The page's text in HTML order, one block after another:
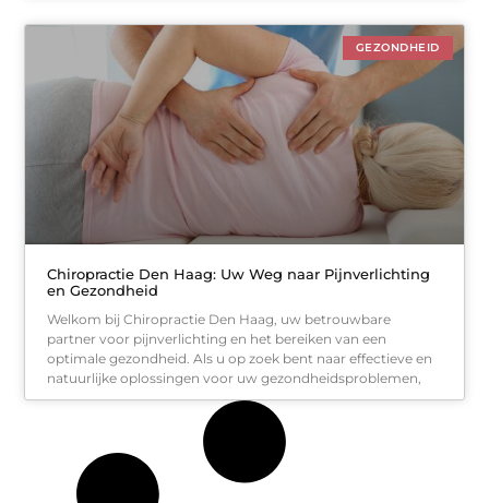
GEZONDHEID
Chiropractie Den Haag: Uw Weg naar Pijnverlichting
en Gezondheid
Welkom bij Chiropractie Den Haag, uw betrouwbare
partner voor pijnverlichting en het bereiken van een
optimale gezondheid. Als u op zoek bent naar effectieve en
natuurlijke oplossingen voor uw gezondheidsproblemen,